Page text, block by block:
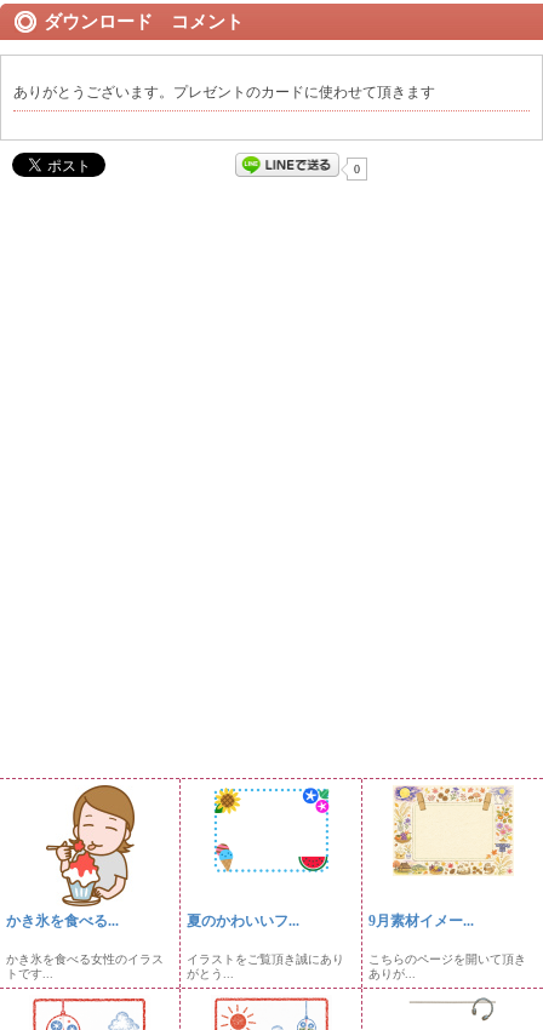
ダウンロード コメント
ありがとうございます。プレゼントのカードに使わせて頂きます
0
かき氷を食べる...
かき氷を食べる女性のイラス
トです...
夏のかわいいフ...
イラストをご覧頂き誠にあり
がとう...
9月素材イメー...
こちらのページを開いて頂き
ありが...